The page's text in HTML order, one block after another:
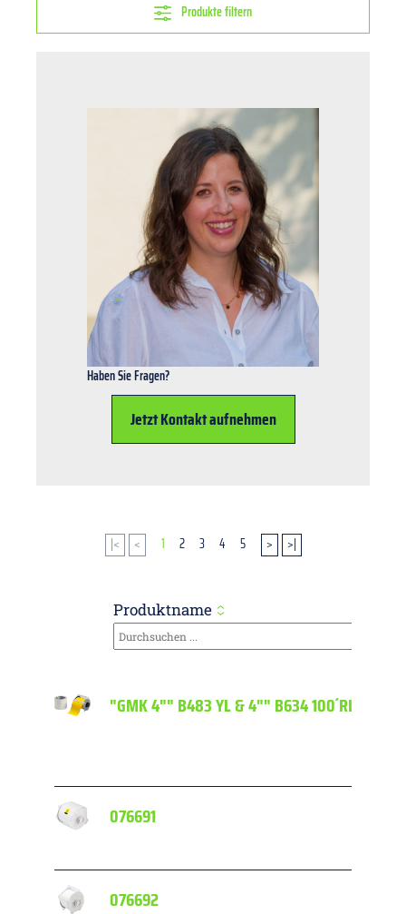
Produkte filtern
Haben Sie Fragen?
Jetzt Kontakt aufnehmen
|< < 1 2 3 4 5 > >|
Produktname
"GMK 4"" B483 YL & 4"" B634 100´RLS"
076691
076692